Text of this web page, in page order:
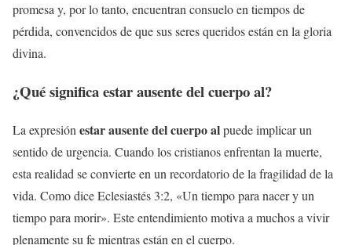
promesa y, por lo tanto, encuentran consuelo en tiempos de
pérdida, convencidos de que sus seres queridos están en la gloria
divina.
¿Qué significaestar ausente del cuerpo al?
La expresión estar ausente del cuerpo alpuede implicar un
sentido de urgencia. Cuando los cristianos enfrentan la muerte,
esta realidad se convierte en un recordatorio de la fragilidad de la
vida. Como dice Eclesiastés 3:2, «Un tiempo para nacer y un
tiempo para morir». Este entendimiento motiva a muchos a vivir
plenamente su fe mientras están en el cuerpo.